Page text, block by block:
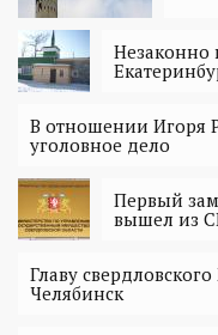
Незаконно
В отношении Игоря
уголовное дело
Первый
вышел из
Главу
Челябинск